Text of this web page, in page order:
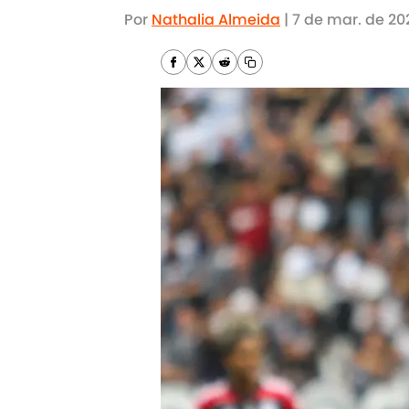
Por Nathalia Almeida | 7 de mar. de